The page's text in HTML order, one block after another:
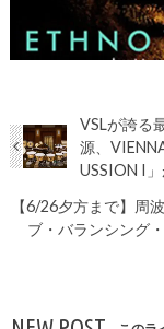
VSLが誇る
源、
USSION I」
【6/26夕方まで】周
ブ・バランシング